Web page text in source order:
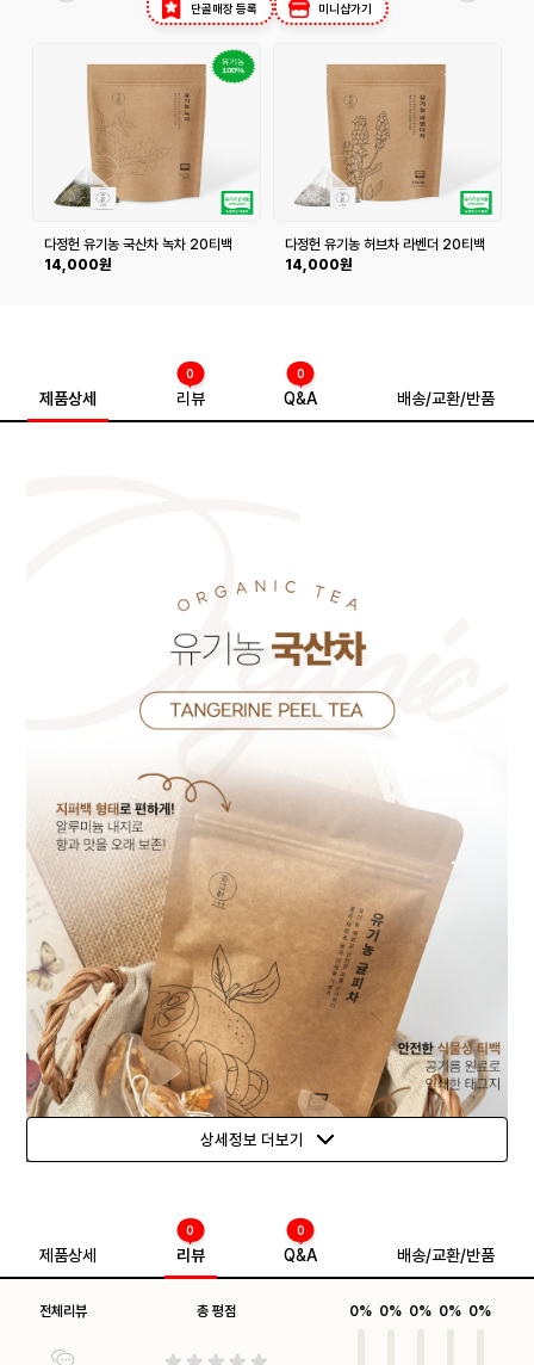
단골매장 등록 미니샵가기
다정헌 유기농 국산차 녹차 20티백
+20티백
14,000원
다정헌 유기농 허브차 라벤더 20티백
+20티백
14,000원
제품상세 리뷰
0
Q&A
0
배송/교환/반품
상세정보 더보기
제품상세 리뷰
0
Q&A
0
배송/교환/반품
전체리뷰 총 평점 0% 0% 0% 0% 0%